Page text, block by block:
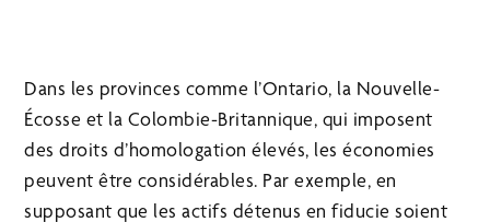
Dans les provinces comme l’Ontario, la Nouvelle-
Écosse et la Colombie-Britannique, qui imposent
des droits d’homologation élevés, les économies
peuvent être considérables. Par exemple, en
supposant que les actifs détenus en fiducie soient